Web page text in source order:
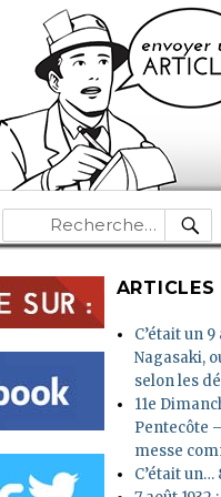
Recherche
pour :
ARTICLES
C’était un 9
Nagasaki,
selon les
11e
Pentecôte
messe
C’était un…